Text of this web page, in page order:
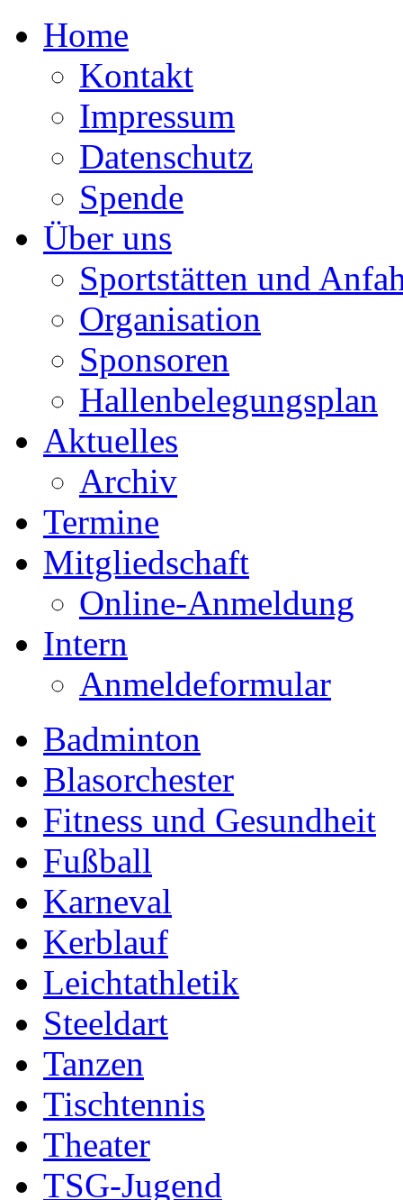
Home
Kontakt
Impressum
Datenschutz
Spende
Über uns
Sportstätten und
Organisation
Sponsoren
Hallenbelegungsplan
Aktuelles
Archiv
Termine
Mitgliedschaft
Online-Anmeldung
Intern
Anmeldeformular
Badminton
Blasorchester
Fitness und Gesundheit
Fußball
Karneval
Kerblauf
Leichtathletik
Steeldart
Tanzen
Tischtennis
Theater
TSG-Jugend